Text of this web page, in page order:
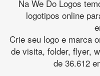
Na We Do Logos
logotipos online
Crie seu logo e marca
de visita, folder, flyer,
de 36.612